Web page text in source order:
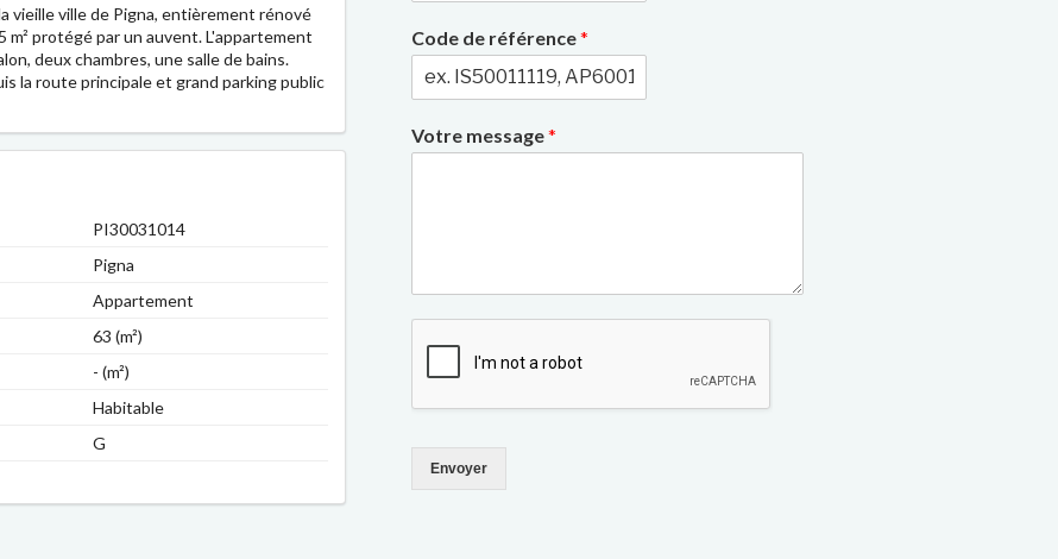
vieille ville de Pigna, entièrement rénové
m² protégé par un auvent. L'appartement
deux chambres, une salle de bains.
la route principale et grand parking public
PI30031014
Pigna
Appartement
63 (m²)
- (m²)
Habitable
G
Code de référence*
Votre message*
Envoyer